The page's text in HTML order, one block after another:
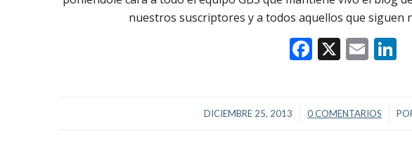
nuestros suscriptores y a todos aquellos que siguen
Facebook
X Email
DICIEMBRE 25, 2013
/ 0 COMENTARIOS
/